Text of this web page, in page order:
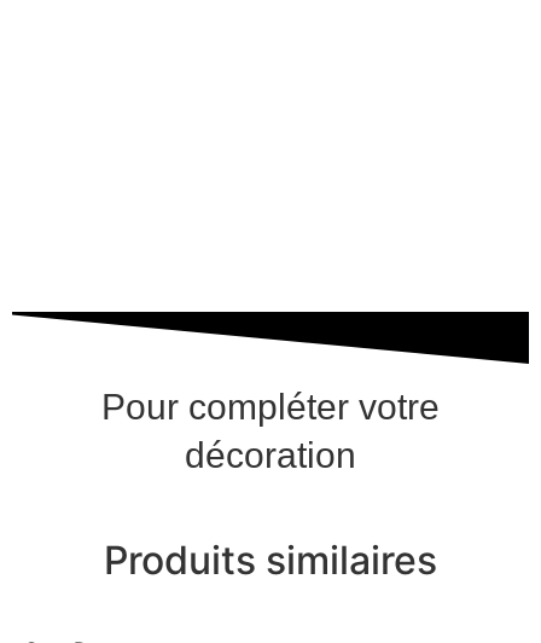
Pour compléter votre
décoration
Produits similaires